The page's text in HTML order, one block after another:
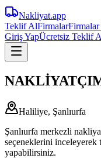
Nakliyat.app
Teklif AlFirmalar
Giriş YapÜcretsiz Teklif
Haliliye, Şanlıurfa
Şanlıurfa merkezli
seçeneklerini inceleyerek
yapabilirsiniz.